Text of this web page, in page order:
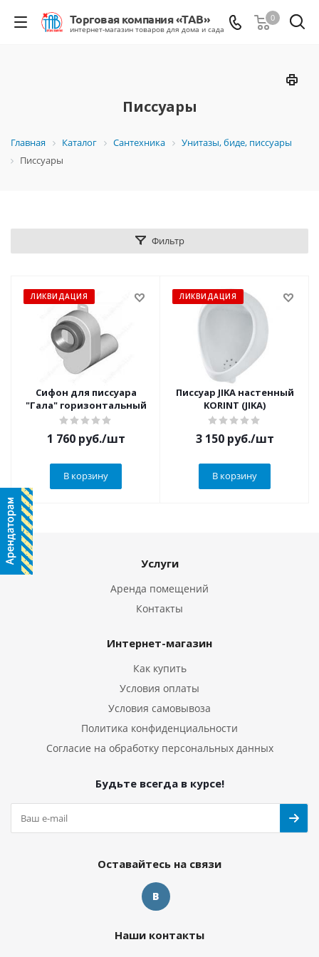
0
Писсуары
Главная Каталог Сантехника
Унитазы, биде, писсуары
Писсуары
Фильтр
ЛИКВИДАЦИЯ
Сифон для писсуара
"Гала" горизонтальный
1 760руб./шт
В корзину
ЛИКВИДАЦИЯ
Писсуар JIKA настенный
KORINT (JIKA)
3 150руб./шт
В корзину
Услуги
Аренда помещений
Контакты
Интернет-магазин
Как купить
Условия оплаты
Условия самовывоза
Политика конфиденциальности
Согласие на обработку персональных данных
Будьте всегда в курсе!
Оставайтесь на связи
Наши контакты